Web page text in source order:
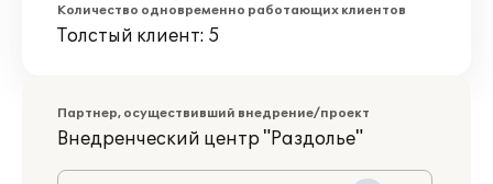
Количество одновременно работающих клиентов
Толстый клиент: 5
Партнер, осуществивший внедрение/проект
Внедренческий центр "Раздолье"